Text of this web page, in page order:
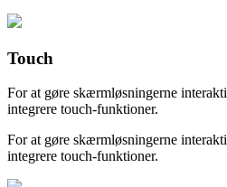
Touch
For at gøre skærmløsningerne
integrere touch-funktioner.
For at gøre skærmløsningerne
integrere touch-funktioner.